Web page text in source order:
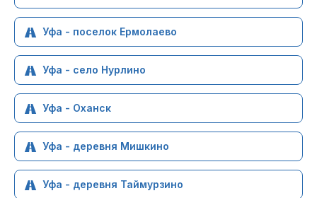
Уфа - поселок Ермолаево
Уфа - село Нурлино
Уфа - Оханск
Уфа - деревня Мишкино
Уфа - деревня Таймурзино